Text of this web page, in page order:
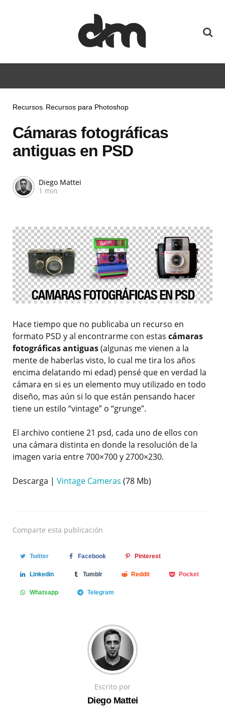
Recursos Recursos para Photoshop
Cámaras fotográficas
antiguas en PSD
Diego Mattei
1 min
Hace tiempo que no publicaba un recurso en
formato PSD y al encontrarme con estas cámaras
fotográficas antiguas(algunas me vienen a la
mente de haberlas visto, lo cual me tira los años
encima delatando mi edad) pensé que en verdad la
cámara en si es un elemento muy utilizado en todo
diseño, mas aún si lo que están pensando hacer
tiene un estilo “vintage” o “grunge”.
El archivo contiene 21 psd, cada uno de ellos con
una cámara distinta en donde la resolución de la
imagen varia entre 700×700 y 2700×230.
Descarga | Vintage Cameras (78 Mb)
Comparte esta publicación
Twitter Facebook Pinterest
Linkedin Tumblr Reddit Pocket
Whatsapp Telegram
Escrito por
Diego Mattei